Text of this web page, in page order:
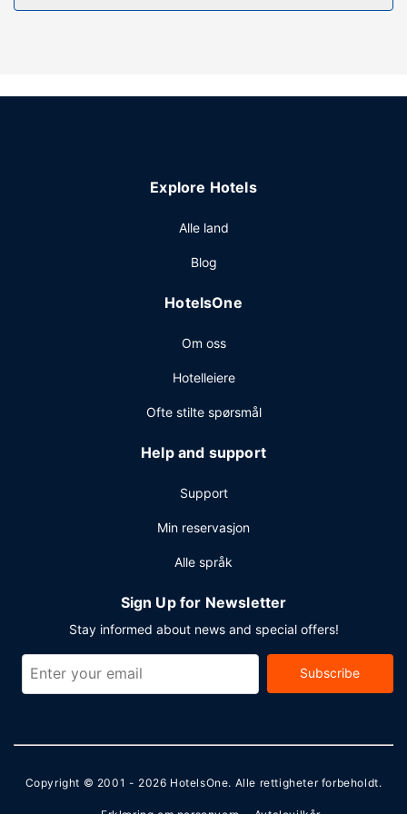
Gå ikke glipp av rekreasjonsfasiliteter som et
minibank/banktjenester og kaffe på fellesområdet.
sine gjester tilbys du møte- og konferanserom på opp til
møterom. Gjestene tilbys buss til og fra flyplassen døgnet
Explore Hotels
Alle land
Blog
HotelsOne
Om oss
Hotelleiere
Ofte stilte spørsmål
Help and support
Support
Min reservasjon
Alle språk
Sign Up for Newsletter
Stay informed about news and special offers!
Subscribe
Copyright © 2001 - 2026 HotelsOne. Alle rettigheter forbeholdt.